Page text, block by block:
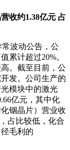
收约1.38亿元 占
常波动公告，公
累计超过20%。
。截至目前，公
发。公司生产的
模块中的激光
亿元，其中化
铟晶片）营业收
占比较低，化合
毛利的